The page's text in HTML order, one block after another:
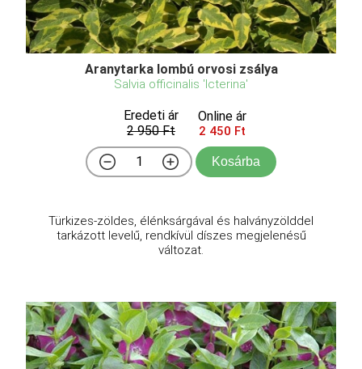
Aranytarka lombú orvosi zsálya
Salvia officinalis 'Icterina'
Eredeti ár
2 950 Ft
Online ár
2 450 Ft
Kosárba
Türkizes-zöldes, élénksárgával és halványzölddel
tarkázott levelű, rendkívül díszes megjelenésű
változat.